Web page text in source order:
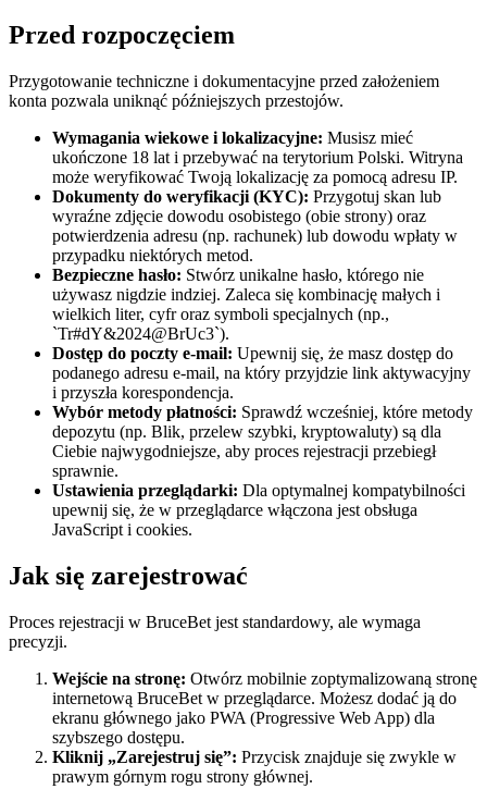
Przed rozpoczęciem
Przygotowanie techniczne i dokumentacyjne przed założeniem
konta pozwala uniknąć późniejszych przestojów.
Wymagania wiekowe i lokalizacyjne: Musisz mieć
ukończone 18 lat i przebywać na terytorium Polski. Witryna
może weryfikować Twoją lokalizację za pomocą adresu IP.
Dokumenty do weryfikacji (KYC): Przygotuj skan lub
wyraźne zdjęcie dowodu osobistego (obie strony) oraz
potwierdzenia adresu (np. rachunek) lub dowodu wpłaty w
przypadku niektórych metod.
Bezpieczne hasło: Stwórz unikalne hasło, którego nie
używasz nigdzie indziej. Zaleca się kombinację małych i
wielkich liter, cyfr oraz symboli specjalnych (np.,
`Tr#dY&2024@BrUc3`).
Dostęp do poczty e-mail: Upewnij się, że masz dostęp do
podanego adresu e-mail, na który przyjdzie link aktywacyjny
i przyszła korespondencja.
Wybór metody płatności: Sprawdź wcześniej, które metody
depozytu (np. Blik, przelew szybki, kryptowaluty) są dla
Ciebie najwygodniejsze, aby proces rejestracji przebiegł
sprawnie.
Ustawienia przeglądarki: Dla optymalnej kompatybilności
upewnij się, że w przeglądarce włączona jest obsługa
JavaScript i cookies.
Jak się zarejestrować
Proces rejestracji w BruceBet jest standardowy, ale wymaga
precyzji.
Wejście na stronę: Otwórz mobilnie zoptymalizowaną stronę
internetową BruceBet w przeglądarce. Możesz dodać ją do
ekranu głównego jako PWA (Progressive Web App) dla
szybszego dostępu.
Kliknij „Zarejestruj się”: Przycisk znajduje się zwykle w
prawym górnym rogu strony głównej.